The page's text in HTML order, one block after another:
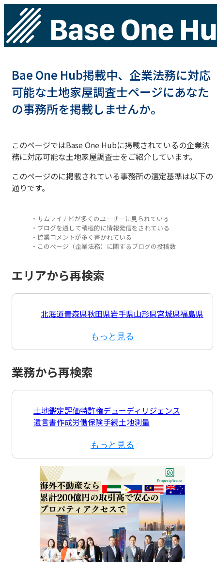
Bae One Hub掲載中、企業法務に対応
可能な土地家屋調査士ページにあなた
の事務所を掲載しませんか。
このページではBase One Hubに掲載されているの企業法
務に対応可能な土地家屋調査士をご紹介しています。
このページのに掲載されている事務所の選定基準は以下の
通りです。
・サムライナビが多くのユーザーに見られている
・ブログを通して積極的に情報発信をされている
・協業コメントが多く書かれている
・このページ（企業法務）に関するブログの投稿数
エリアから再検索
北海道青森県秋田県岩手県山形県宮城県福島県
もっと見る
業務から再検索
土地鑑定評価特許権デューディリジェンス
遺言書作成労働保険手続土地測量
もっと見る